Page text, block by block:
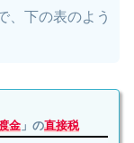
、下の表のよう
金 」の直接税